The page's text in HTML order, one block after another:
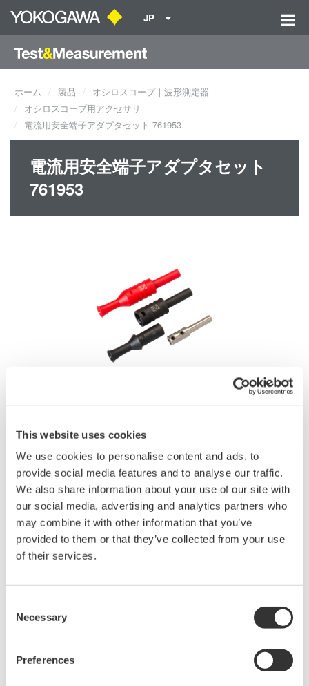
This website uses cookies
We use cookies to personalise content and ads, to
provide social media features and to analyse our traffic.
We also share information about your use of our site with
our social media, advertising and analytics partners who
may combine it with other information that you’ve
provided to them or that they’ve collected from your use
of their services.
Selection
Necessary
Preferences
JP
ホーム 製品
オシロスコープ｜波形測定器
オシロスコープ用アクセサリ
電流用安全端子アダプタセット 761953
電流用安全端子アダプタセット
761953
安全端子アダプタ（ネジ締めタイプ、電流入力用)
販売単位:2個
見積りのご相談 技術的なお問い合わせ
取扱説明書